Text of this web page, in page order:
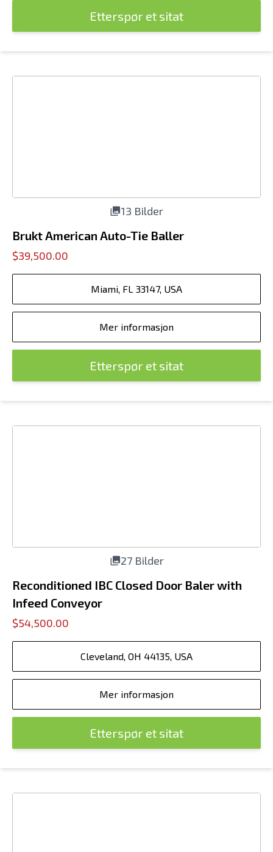
Etterspør et sitat
13 Bilder
Brukt American Auto-Tie Baller
$39,500.00
Miami, FL 33147, USA
Mer informasjon
Etterspør et sitat
27 Bilder
Reconditioned IBC Closed Door Baler with
Infeed Conveyor
$54,500.00
Cleveland, OH 44135, USA
Mer informasjon
Etterspør et sitat